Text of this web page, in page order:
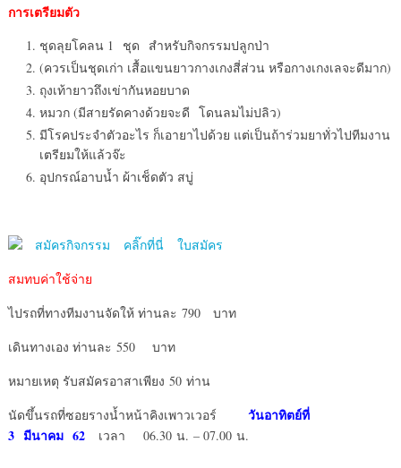
การเตรียมตัว
ชุดลุยโคลน 1 ชุด สำหรับกิจกรรมปลูกป่า
(ควรเป็นชุดเก่า เสื้อแขนยาวกางเกงสี่ส่วน หรือกางเกงเลจะดีมาก)
ถุงเท้ายาวถึงเข่ากันหอยบาด
หมวก (มีสายรัดคางด้วยจะดี โดนลมไม่ปลิว)
มีโรคประจำตัวอะไร ก็เอายาไปด้วย แต่เป็นถ้าร่วมยาทั่วไปทีมงาน
เตรียมให้แล้วจ๊ะ
อุปกรณ์อาบน้ำ ผ้าเช็ดตัว สบู่
สมัครกิจกรรม คลิ๊กที่นี่ ใบสมัคร
สมทบค่าใช้จ่าย
ไปรถที่ทางทีมงานจัดให้ ท่านละ 790 บาท
เดินทางเอง ท่านละ 550 บาท
หมายเหตุ รับสมัครอาสาเพียง 50 ท่าน
นัดขึ้นรถที่ซอยรางน้ำหน้าคิงเพาวเวอร์
วันอาทิตย์ที่
3 มีนาคม 62
เวลา 06.30 น. – 07.00 น.